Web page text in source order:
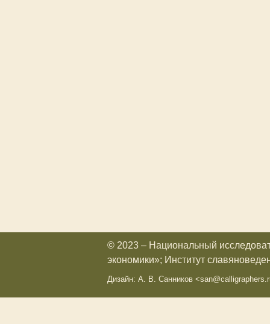
© 2023 – Национальный
экономики»; Институт
Дизайн: А. В. Санников